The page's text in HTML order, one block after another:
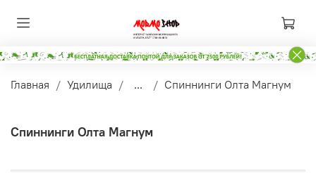
Главная Удилища ... Спиннинги Олта Магнум
Спиннинги Олта Магнум